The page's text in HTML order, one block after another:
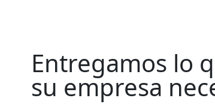
Entregamos lo
su empresa